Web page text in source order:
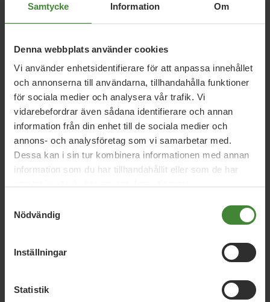
Samtycke Information Om
Denna webbplats använder cookies
Vi använder enhetsidentifierare för att anpassa innehållet
och annonserna till användarna, tillhandahålla funktioner
för sociala medier och analysera vår trafik. Vi
vidarebefordrar även sådana identifierare och annan
information från din enhet till de sociala medier och
annons- och analysföretag som vi samarbetar med.
Dessa kan i sin tur kombinera informationen med annan
information som du har tillhandahållit eller som de har
Nödvändig
Inställningar
Statistik
nya datacenter
3 augusti 2026
Pride är över – nu fortsätter kampen för
hbtqi-personers rättigheter
säkerhetsfråga